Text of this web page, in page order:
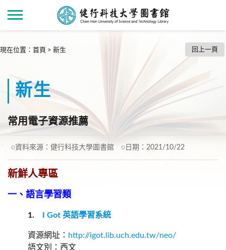
現在位置 ： 首頁 > 新生 回上一頁
新生
常用電子資源推薦
資料來源： 健行科技大學圖書館 日期： 2021/10/22
新鮮人專區
一、語言學習類
1. I Got 英語學習系統
資源網址： http://igot.lib.uch.edu.tw/neo/
語文別：西文